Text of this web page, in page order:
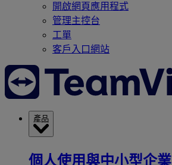
開啟網頁應用程式
管理主控台
工單
客戶入口網站
產品
個人使用與中小型企業